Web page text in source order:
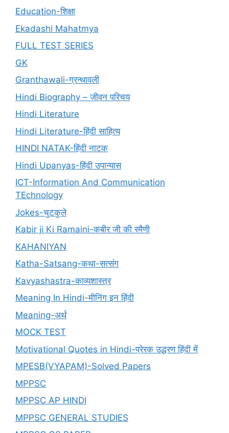
Education-शिक्षा
Ekadashi Mahatmya
FULL TEST SERIES
GK
Granthawali-ग्रन्थावली
Hindi Biography – जीवन परिचय
Hindi Literature
Hindi Literature-हिंदी साहित्य
HINDI NATAK-हिंदी नाटक
Hindi Upanyas-हिंदी उपान्यास
ICT-Information And Communication
TEchnology
Jokes-चुटकुले
Kabir ji Ki Ramaini-कबीर जी की रमैणी
KAHANIYAN
Katha-Satsang-कथा-सत्संग
Kavyashastra-काव्यशास्त्र
Meaning In Hindi-मीनिंग इन हिंदी
Meaning-अर्थ
MOCK TEST
Motivational Quotes in Hindi-प्रेरक उद्धरण हिंदी में
MPESB(VYAPAM)-Solved Papers
MPPSC
MPPSC AP HINDI
MPPSC GENERAL STUDIES